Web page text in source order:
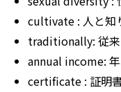
cultivate : 人と知
traditionally: 従
annual income:
certificate : 証明